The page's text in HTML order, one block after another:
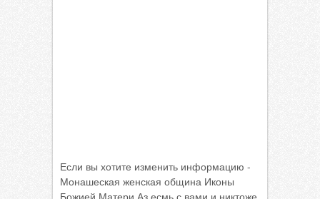
Если вы хотите изменить информацию -
Монашеская женская община Иконы
Божией Матери Аз есмь с вами и никтоже